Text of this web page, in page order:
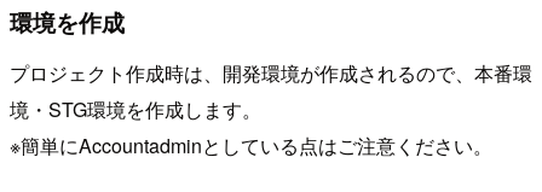
環境を作成
プロジェクト作成時は、開発環境が作成されるので、本番環
境・STG環境を作成します。
※簡単にAccountadminとしている点はご注意ください。